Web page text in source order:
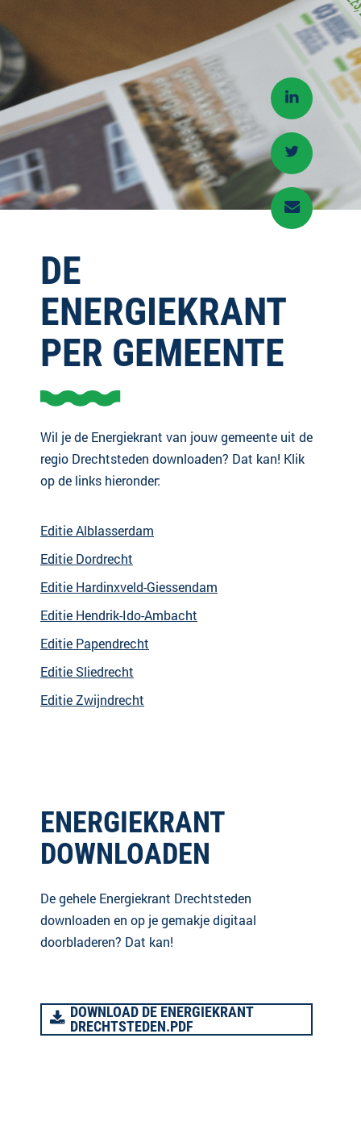
DE
ENERGIEKRANT
PER GEMEENTE
Wil je de Energiekrant van jouw gemeente uit de
regio Drechtsteden downloaden? Dat kan! Klik
op de links hieronder:
Editie Alblasserdam
Editie Dordrecht
Editie Hardinxveld-Giessendam
Editie Hendrik-Ido-Ambacht
Editie Papendrecht
Editie Sliedrecht
Editie Zwijndrecht
ENERGIEKRANT
DOWNLOADEN
De gehele Energiekrant Drechtsteden
downloaden en op je gemakje digitaal
doorbladeren? Dat kan!
DOWNLOAD DE ENERGIEKRANT
DRECHTSTEDEN.PDF